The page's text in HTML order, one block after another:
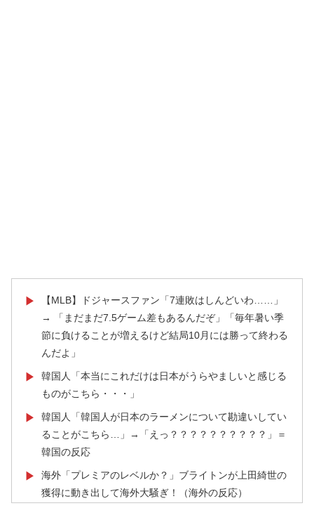
▶
【MLB】ドジャースファン「7連敗はしんどいわ……」
→ 「まだまだ7.5ゲーム差もあるんだぞ」「毎年暑い季
節に負けることが増えるけど結局10月には勝って終わる
んだよ」
▶
韓国人「本当にこれだけは日本がうらやましいと感じる
ものがこちら・・・」
▶
韓国人「韓国人が日本のラーメンについて勘違いしてい
ることがこちら…」→「えっ？？？？？？？？？？」＝
韓国の反応
▶
海外「プレミアのレベルか？」ブライトンが上田綺世の
獲得に動き出して海外大騒ぎ！（海外の反応）